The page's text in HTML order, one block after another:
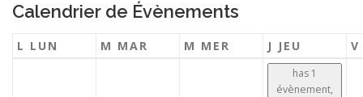
Calendrier de Évènements
L LUN M MAR M MER J JEU
has 1
évènement,